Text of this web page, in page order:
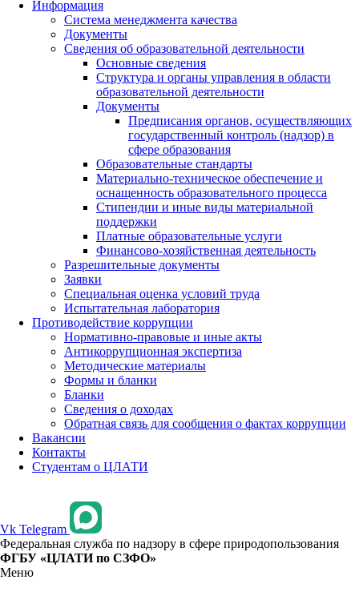
Информация
Система менеджмента качества
Документы
Сведения об образовательной деятельности
Основные сведения
Структура и органы управления в области
образовательной деятельности
Документы
Предписания органов, осуществляющих
государственный контроль (надзор) в
сфере образования
Образовательные стандарты
Материально-техническое обеспечение и
оснащенность образовательного процесса
Стипендии и иные виды материальной
поддержки
Платные образовательные услуги
Финансово-хозяйственная деятельность
Разрешительные документы
Заявки
Специальная оценка условий труда
Испытательная лаборатория
Противодействие коррупции
Нормативно-правовые и иные акты
Антикоррупционная экспертиза
Методические материалы
Формы и бланки
Бланки
Сведения о доходах
Обратная связь для сообщения о фактах коррупции
Вакансии
Контакты
Студентам о ЦЛАТИ
Vk Telegram
Федеральная служба по надзору в сфере природопользования
ФГБУ «ЦЛАТИ по СЗФО»
Меню